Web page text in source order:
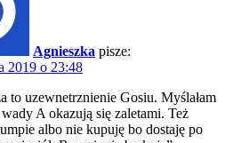
Agnieszka pisze:
2019 o 23:48
to uzewnetrznienie Gosiu. Myślałam
A okazują się zaletami. Też
albo nie kupuję bo dostaję po